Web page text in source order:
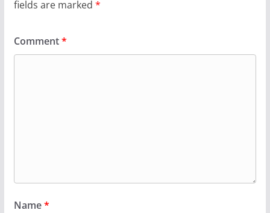
fields are marked *
Comment*
Name*